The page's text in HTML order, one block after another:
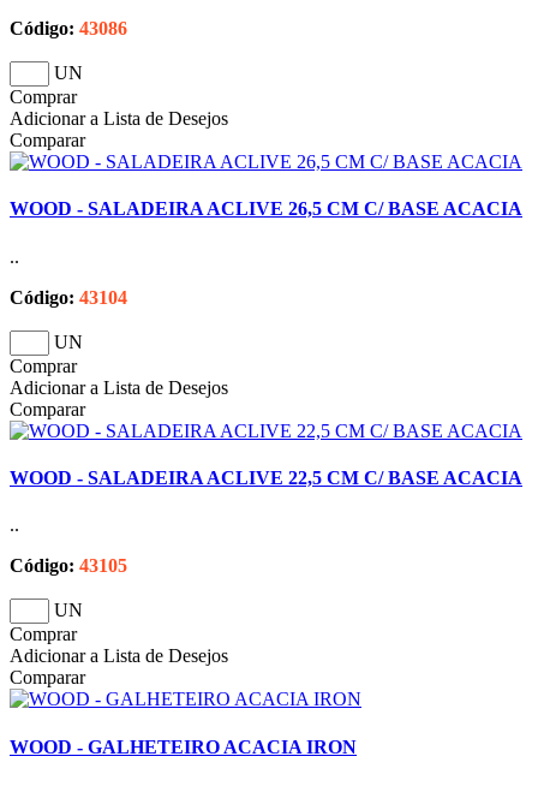
Código: 43086
UN
Comprar
Adicionar a Lista de Desejos
Comparar
WOOD - SALADEIRA ACLIVE 26,5 CM C/ BASE ACACIA
..
Código: 43104
UN
Comprar
Adicionar a Lista de Desejos
Comparar
WOOD - SALADEIRA ACLIVE 22,5 CM C/ BASE ACACIA
..
Código: 43105
UN
Comprar
Adicionar a Lista de Desejos
Comparar
WOOD - GALHETEIRO ACACIA IRON